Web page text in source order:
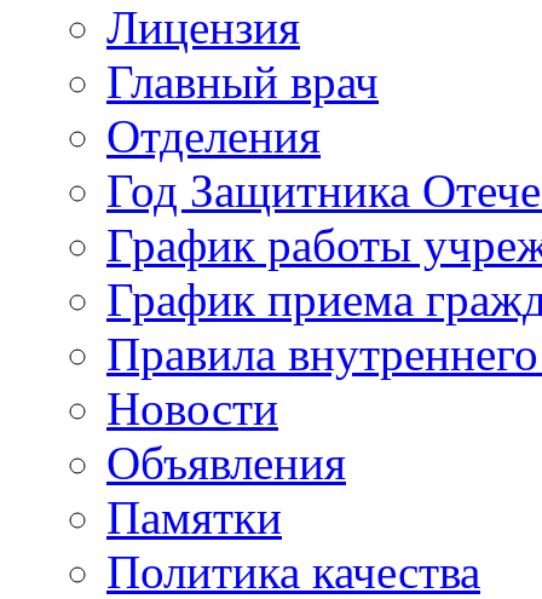
Лицензия
Главный врач
Отделения
Год Защитника
График работы
График приема
Правила
Новости
Объявления
Памятки
Политика качества